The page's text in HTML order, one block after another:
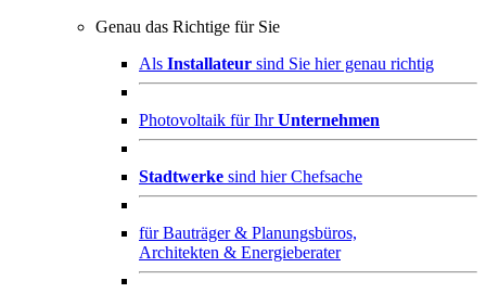
Genau das Richtige für Sie
Als Installateur sind Sie hier genau richtig
Photovoltaik für IhrUnternehmen
Stadtwerke sind hier Chefsache
fürBauträger & Planungsbüros,
Architekten & Energieberater